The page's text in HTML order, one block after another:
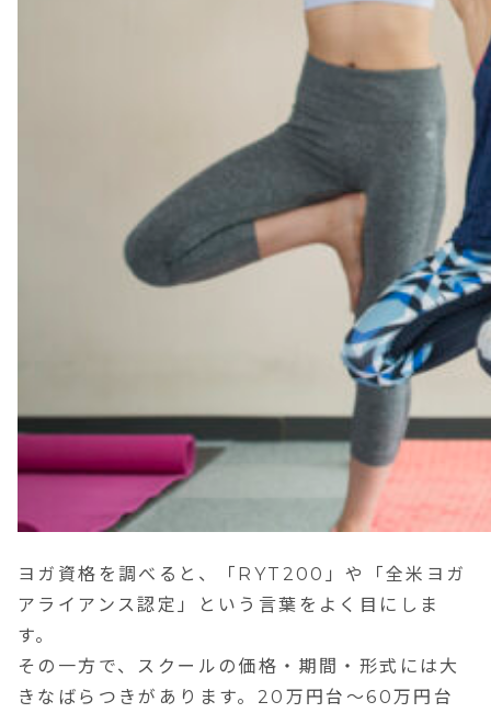
ヨガ資格を調べると、「RYT200」や「全米ヨガ
アライアンス認定」という言葉をよく目にしま
す。
その一方で、スクールの価格・期間・形式には大
きなばらつきがあります。20万円台〜60万円台